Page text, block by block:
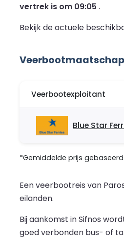
vertrek is om 09:05 .
Bekijk de actuele
Veerbootexploitant
Blue Star
*Gemiddelde prijs
Een veerbootreis van
eilanden.
Bij aankomst in Sifnos
goed verbonden bus- of